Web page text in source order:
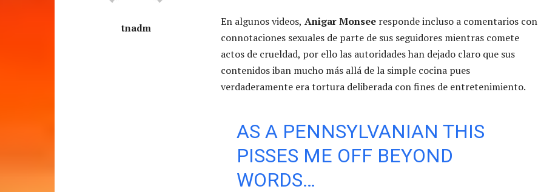
tnadm En algunos videos, Anigar Monsee responde incluso a comentarios con
connotaciones sexuales de parte de sus seguidores mientras comete
actos de crueldad, por ello las autoridades han dejado claro que sus
contenidos iban mucho más allá de la simple cocina pues
verdaderamente era tortura deliberada con fines de entretenimiento.
AS A PENNSYLVANIAN THIS
PISSES ME OFF BEYOND
WORDS…